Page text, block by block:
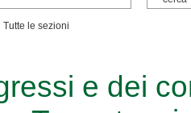
Tutte le sezioni
e dei